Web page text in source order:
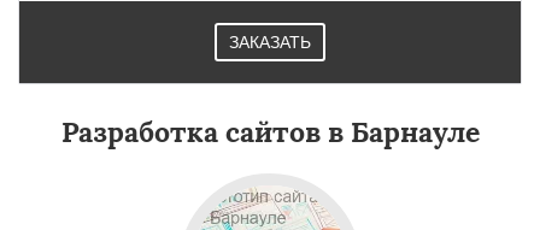
ЗАКАЗАТЬ
Разработка сайтов в Барнауле